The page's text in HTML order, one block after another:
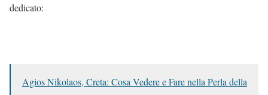
dedicato:
Agios Nikolaos, Creta: Cosa Vedere e Fare nella Perla della